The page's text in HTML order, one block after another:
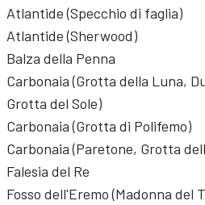
Atlantide (Specchio di faglia)
Atlantide (Sherwood)
Balza della Penna
Carbonaia (Grotta della Luna,
Grotta del Sole)
Carbonaia (Grotta di Polifemo)
Carbonaia (Paretone, Grotta
Falesia del Re
Fosso dell'Eremo (Madonna del